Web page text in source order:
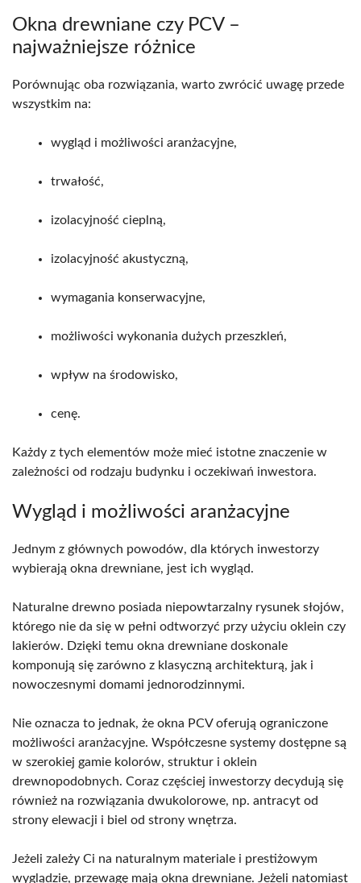
Okna drewniane czy PCV –
najważniejsze różnice
Porównując oba rozwiązania, warto zwrócić uwagę przede
wszystkim na:
wygląd i możliwości aranżacyjne,
trwałość,
izolacyjność cieplną,
izolacyjność akustyczną,
wymagania konserwacyjne,
możliwości wykonania dużych przeszkleń,
wpływ na środowisko,
cenę.
Każdy z tych elementów może mieć istotne znaczenie w
zależności od rodzaju budynku i oczekiwań inwestora.
Wygląd i możliwości aranżacyjne
Jednym z głównych powodów, dla których inwestorzy
wybierają okna drewniane, jest ich wygląd.
Naturalne drewno posiada niepowtarzalny rysunek słojów,
którego nie da się w pełni odtworzyć przy użyciu oklein czy
lakierów. Dzięki temu okna drewniane doskonale
komponują się zarówno z klasyczną architekturą, jak i
nowoczesnymi domami jednorodzinnymi.
Nie oznacza to jednak, że okna PCV oferują ograniczone
możliwości aranżacyjne. Współczesne systemy dostępne są
w szerokiej gamie kolorów, struktur i oklein
drewnopodobnych. Coraz częściej inwestorzy decydują się
również na rozwiązania dwukolorowe, np. antracyt od
strony elewacji i biel od strony wnętrza.
Jeżeli zależy Ci na naturalnym materiale i prestiżowym
wyglądzie, przewagę mają okna drewniane. Jeżeli natomiast